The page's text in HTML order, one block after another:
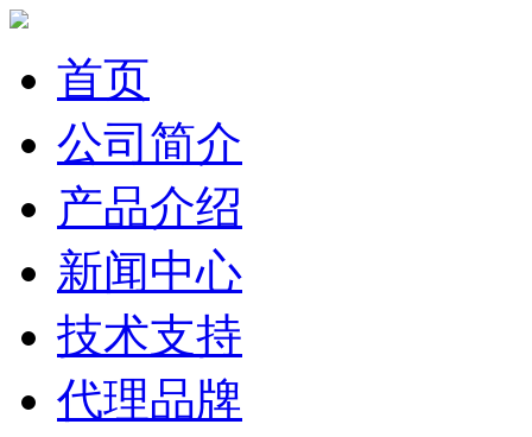
首页
公司简介
产品介绍
新闻中心
技术支持
代理品牌